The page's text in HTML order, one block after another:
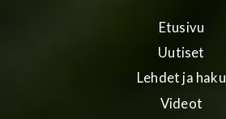
Etusivu
Uutiset
Lehdet ja haku
Videot